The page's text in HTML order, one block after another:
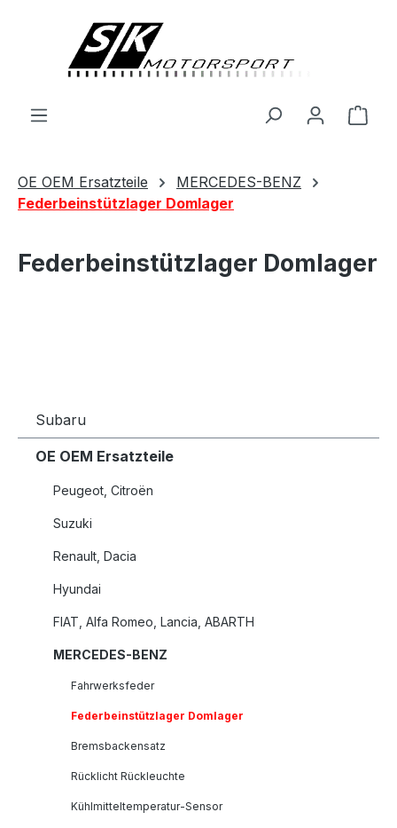
OE OEM Ersatzteile
MERCEDES-BENZ
Federbeinstützlager Domlager
Federbeinstützlager Domlager
Subaru
OE OEM Ersatzteile
Peugeot, Citroën
Suzuki
Renault, Dacia
Hyundai
FIAT, Alfa Romeo, Lancia, ABARTH
MERCEDES-BENZ
Fahrwerksfeder
Federbeinstützlager Domlager
Bremsbackensatz
Rücklicht Rückleuchte
Kühlmitteltemperatur-Sensor